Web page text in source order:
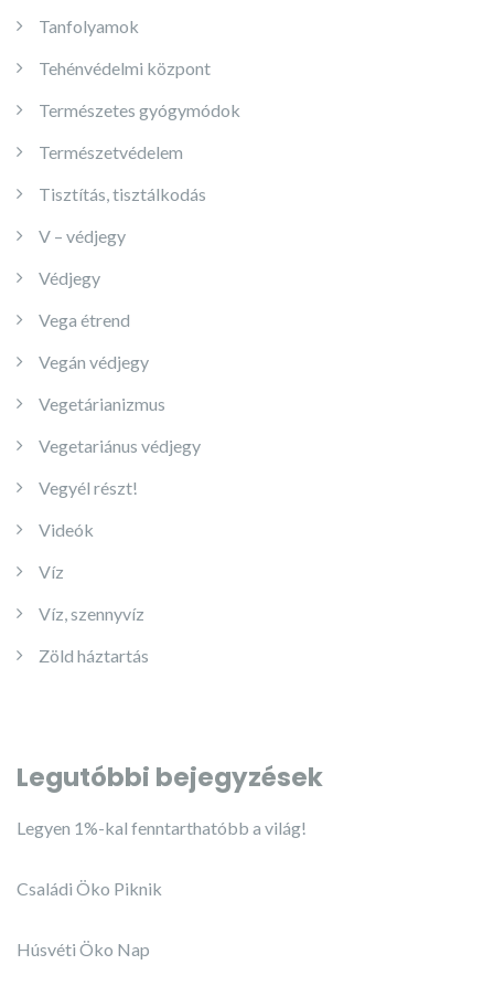
Tanfolyamok
Tehénvédelmi központ
Természetes gyógymódok
Természetvédelem
Tisztítás, tisztálkodás
V – védjegy
Védjegy
Vega étrend
Vegán védjegy
Vegetárianizmus
Vegetariánus védjegy
Vegyél részt!
Videók
Víz
Víz, szennyvíz
Zöld háztartás
Legutóbbi bejegyzések
Legyen 1%-kal fenntarthatóbb a világ!
Családi Öko Piknik
Húsvéti Öko Nap